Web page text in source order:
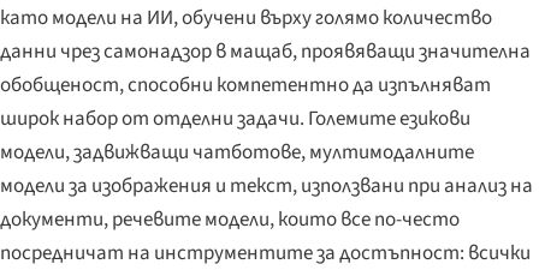
като модели на ИИ, обучени върху голямо количество
данни чрез самонадзор в мащаб, проявяващи значителна
обобщеност, способни компетентно да изпълняват
широк набор от отделни задачи. Големите езикови
модели, задвижващи чатботове, мултимодалните
модели за изображения и текст, използвани при анализ на
документи, речевите модели, които все по-често
посредничат на инструментите за достъпност: всички